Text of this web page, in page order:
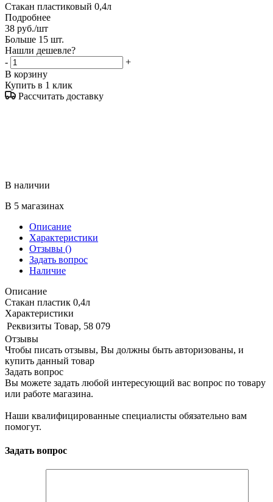
Стакан пластиковый 0,4л
Подробнее
38 руб./шт
Больше 15 шт.
Нашли дешевле?
-
+
В корзину
Купить в 1 клик
Рассчитать доставку
В наличии
В 5 магазинах
Описание
Характеристики
Отзывы ()
Задать вопрос
Наличие
Описание
Стакан пластик 0,4л
Характеристики
Реквизиты Товар, 58 079
Отзывы
Чтобы писать отзывы, Вы должны быть авторизованы, и
купить данный товар
Задать вопрос
Вы можете задать любой интересующий вас вопрос по товару
или работе магазина.
Наши квалифицированные специалисты обязательно вам
помогут.
Задать вопрос